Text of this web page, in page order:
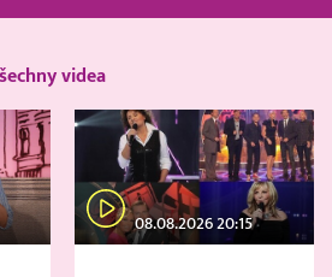
videa
08.08.2026 20:15